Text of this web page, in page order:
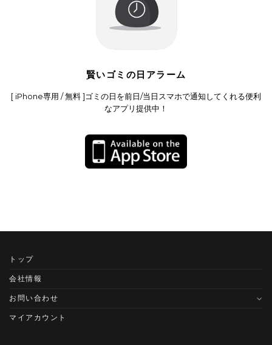
賢いゴミの日アラーム
[ iPhone専用 / 無料 ]ゴミの日を前日/当日スマホで通知してくれる便利
なアプリ提供中！
トップ
会社情報
お問い合わせ
マイアカウント